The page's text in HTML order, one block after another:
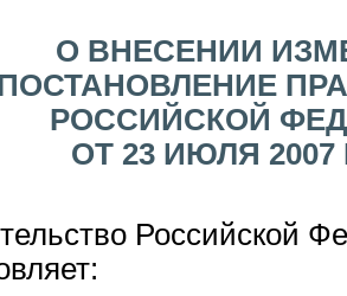
О ВНЕСЕНИИ
РОССИЙСКОЙ
ОТ 23 ИЮЛЯ 2007
Российской